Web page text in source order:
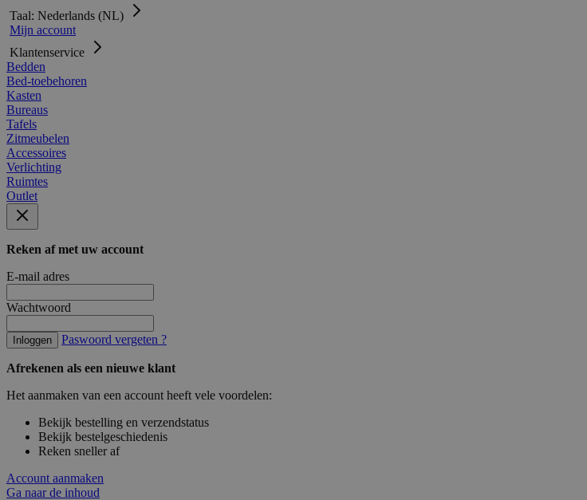
Taal: Nederlands (NL)
Mijn account
Klantenservice
Bedden
Bed-toebehoren
Kasten
Bureaus
Tafels
Zitmeubelen
Accessoires
Verlichting
Ruimtes
Outlet
Reken af met uw account
E-mail adres
Wachtwoord
Inloggen Paswoord vergeten ?
Afrekenen als een nieuwe klant
Het aanmaken van een account heeft vele voordelen:
Bekijk bestelling en verzendstatus
Bekijk bestelgeschiedenis
Reken sneller af
Account aanmaken
Ga naar de inhoud